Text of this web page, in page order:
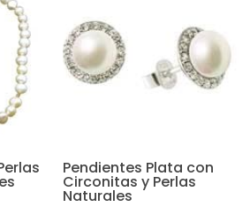
Pendientes Plata con
Circonitas y Perlas
Naturales